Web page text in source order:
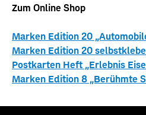
Zum Online Shop
Marken Edition 20
Marken Edition 20
Postkarten Heft „Erlebnis
Marken Edition 8 „Berühmte